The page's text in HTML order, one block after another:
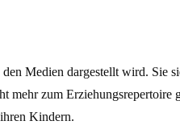
Medien dargestellt wird.
mehr zum Erziehungsrepertoire
Kindern.